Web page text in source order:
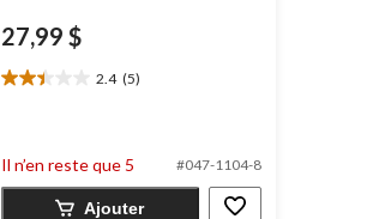
27,99 $
2.4 (5)
2.4
5.
évaluations
Il n’en reste que 5 #047-1104-8
Ajouter